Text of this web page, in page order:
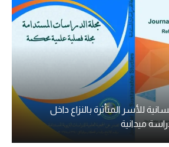
للأسر المتأثرة بالنزاع داخل
ميدانية